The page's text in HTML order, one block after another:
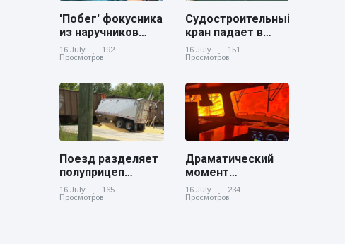
'Побег' фокусника
из наручников
вызвал смех у
аудитории
16 July
192
Просмотров
Судостроительный
кран падает в
реку Купер возле
Чарльстона
16 July
151
Просмотров
Поезд разделяет
полуприцеп
пополам на
железнодорожном
16 July
165
Просмотров
Драматический
момент
канадский
грузовой поезд
16 July
234
Просмотров